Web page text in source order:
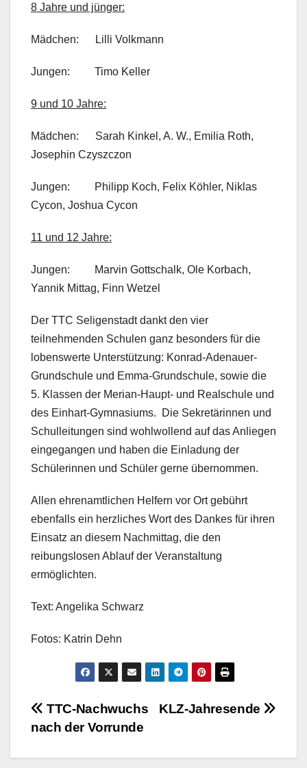
8 Jahre und jünger:
Mädchen: Lilli Volkmann
Jungen: Timo Keller
9 und 10 Jahre:
Mädchen: Sarah Kinkel, A. W., Emilia Roth,
Josephin Czyszczon
Jungen: Philipp Koch, Felix Köhler, Niklas
Cycon, Joshua Cycon
11 und 12 Jahre:
Jungen: Marvin Gottschalk, Ole Korbach,
Yannik Mittag, Finn Wetzel
Der TTC Seligenstadt dankt den vier
teilnehmenden Schulen ganz besonders für die
lobenswerte Unterstützung: Konrad-Adenauer-
Grundschule und Emma-Grundschule, sowie die
5. Klassen der Merian-Haupt- und Realschule und
des Einhart-Gymnasiums. Die Sekretärinnen und
Schulleitungen sind wohlwollend auf das Anliegen
eingegangen und haben die Einladung der
Schülerinnen und Schüler gerne übernommen.
Allen ehrenamtlichen Helfern vor Ort gebührt
ebenfalls ein herzliches Wort des Dankes für ihren
Einsatz an diesem Nachmittag, die den
reibungslosen Ablauf der Veranstaltung
ermöglichten.
Text: Angelika Schwarz
Fotos: Katrin Dehn
Beitragsnavigation
KLZ-Jahresende
TTC-Nachwuchs
nach der Vorrunde